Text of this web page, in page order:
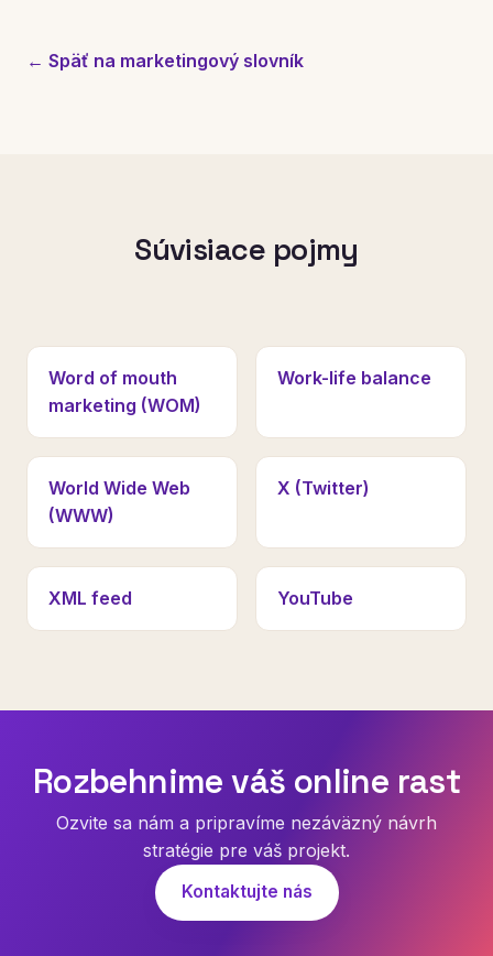
← Späť na marketingový slovník
Súvisiace pojmy
Word of mouth
marketing (WOM)
Work-life balance
World Wide Web
(WWW)
X (Twitter)
XML feed YouTube
Rozbehnime váš online rast
Ozvite sa nám a pripravíme nezáväzný návrh
stratégie pre váš projekt.
Kontaktujte nás